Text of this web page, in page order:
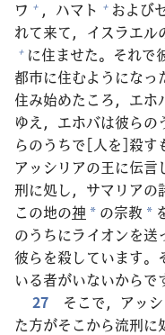
ワ + ，ハマト + および
れて来て，イスラエル
+ に住ませた。それで
都市に住むようになっ
住み始めたころ，エホ
ゆえ，エホバは彼らの
らのうちで[人を]殺す
アッシリアの王に伝言
刑に処し，サマリアの
この地の神 * の宗教 *
のうちにライオンを送
彼らを殺しています。
いる者がいないからです
27
そこで，アッ
た方がそこから流刑に